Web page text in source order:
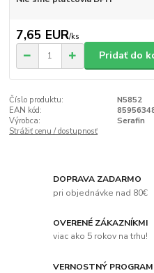
7,65 EUR/ks
Pridať do
Číslo produktu:
N5852
EAN kód:
Výrobca:
Serafin
Strážiť cenu / dostupnosť
DOPRAVA ZADARMO
pri objednávke nad 80€
OVERENÉ ZÁKAZNÍKMI
viac ako 5 rokov na trhu!
VERNOSTNÝ PROGRAM